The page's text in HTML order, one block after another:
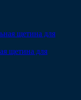
щетина для